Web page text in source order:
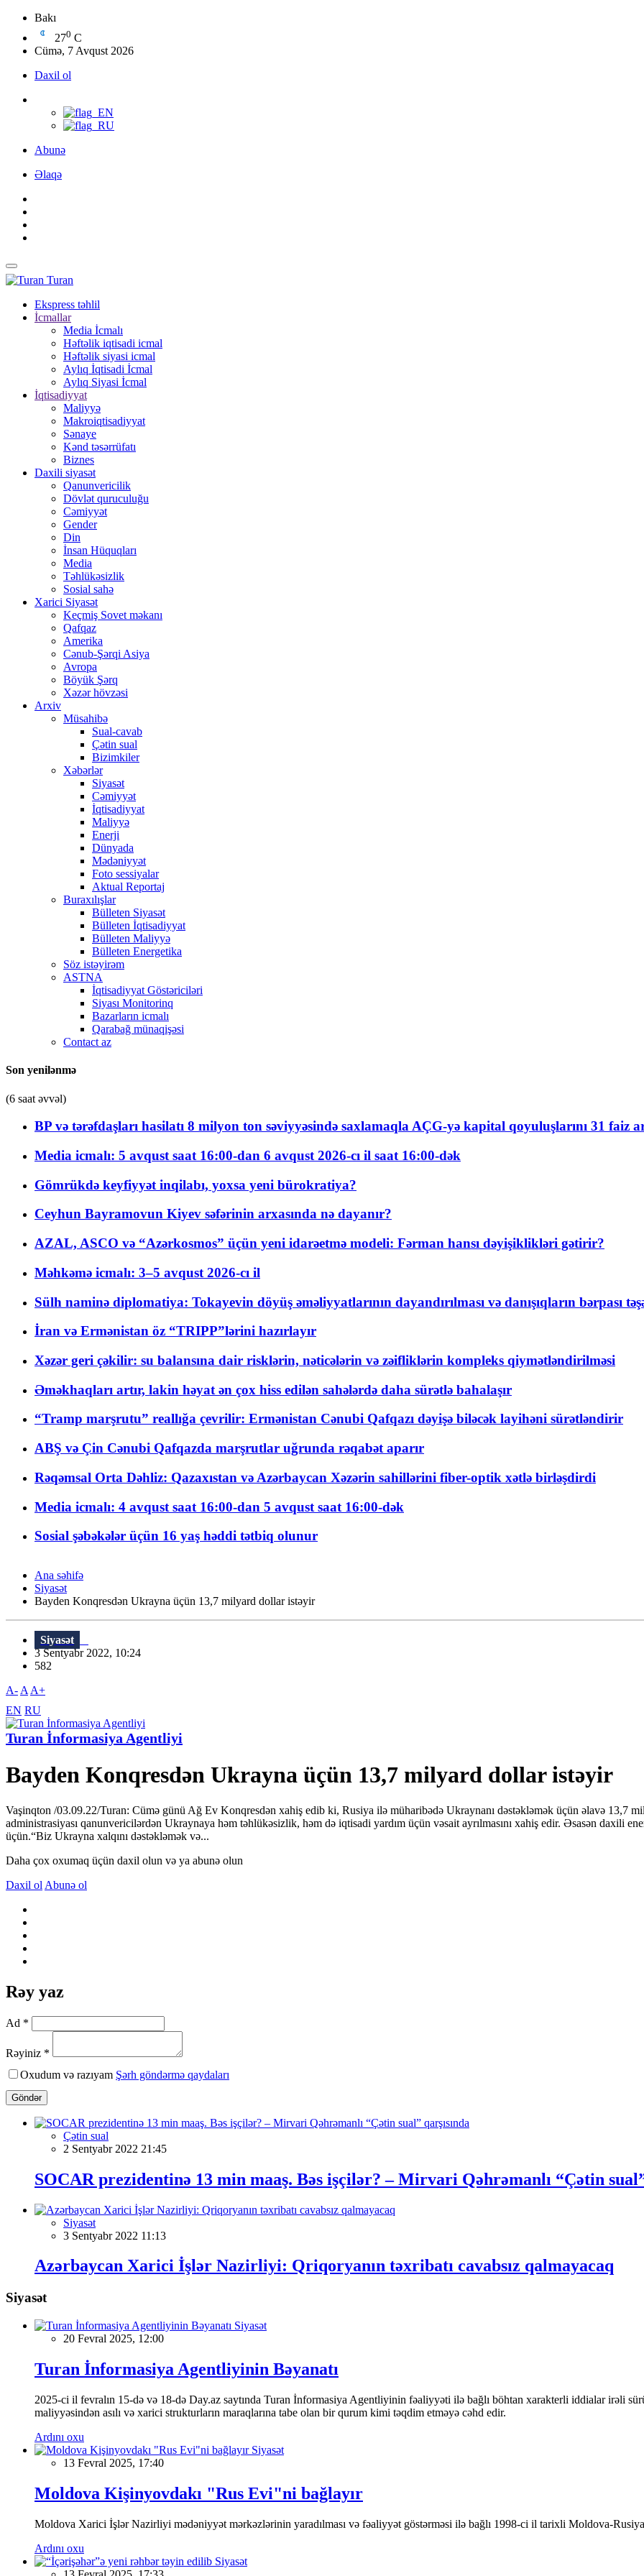
Bakı
270 C
Cümə, 7 Avqust 2026
Daxil ol
Abunə
Əlaqə
Turan
Ekspress təhlil
İcmallar
Media İcmalı
Həftəlik iqtisadi icmal
Həftəlik siyasi icmal
Aylıq İqtisadi İcmal
Aylıq Siyasi İcmal
İqtisadiyyat
Maliyyə
Makroiqtisadiyyat
Sənaye
Kənd təsərrüfatı
Biznes
Daxili siyasət
Qanunvericilik
Dövlət quruculuğu
Cəmiyyət
Gender
Din
İnsan Hüquqları
Media
Təhlükəsizlik
Sosial sahə
Xarici Siyasət
Keçmiş Sovet məkanı
Qafqaz
Amerika
Cənub-Şərqi Asiya
Avropa
Böyük Şərq
Xəzər hövzəsi
Arxiv
Müsahibə
Sual-cavab
Çətin sual
Bizimkiler
Xəbərlər
Siyasət
Cəmiyyət
İqtisadiyyat
Maliyyə
Enerji
Dünyada
Mədəniyyət
Foto sessiyalar
Aktual Reportaj
Buraxılışlar
Bülleten Siyasət
Bülleten İqtisadiyyat
Bülleten Maliyyə
Bülleten Energetika
Söz istəyirəm
ASTNA
İqtisadiyyat Göstəriciləri
Siyası Monitorinq
Bazarların icmalı
Qarabağ münaqişəsi
Contact az
Son yenilənmə
(6 saat əvvəl)
BP və tərəfdaşları hasilatı 8 milyon ton səviyyəsində saxlamaqla AÇG-yə kapital qoyuluşlarını 31 faiz
Media icmalı: 5 avqust saat 16:00-dan 6 avqust 2026-cı il saat 16:00-dək
Gömrükdə keyfiyyət inqilabı, yoxsa yeni bürokratiya?
Ceyhun Bayramovun Kiyev səfərinin arxasında nə dayanır?
AZAL, ASCO və “Azərkosmos” üçün yeni idarəetmə modeli: Fərman hansı dəyişiklikləri gətirir?
Məhkəmə icmalı: 3–5 avqust 2026-cı il
Sülh naminə diplomatiya: Tokayevin döyüş əməliyyatlarının dayandırılması və danışıqların bərpası
İran və Ermənistan öz “TRIPP”lərini hazırlayır
Xəzər geri çəkilir: su balansına dair risklərin, nəticələrin və zəifliklərin kompleks qiymətləndirilməsi
Əməkhaqları artır, lakin həyat ən çox hiss edilən sahələrdə daha sürətlə bahalaşır
“Tramp marşrutu” reallığa çevrilir: Ermənistan Cənubi Qafqazı dəyişə biləcək layihəni sürətləndirir
ABŞ və Çin Cənubi Qafqazda marşrutlar uğrunda rəqabət aparır
Rəqəmsal Orta Dəhliz: Qazaxıstan və Azərbaycan Xəzərin sahillərini fiber-optik xətlə birləşdirdi
Media icmalı: 4 avqust saat 16:00-dan 5 avqust saat 16:00-dək
Sosial şəbəkələr üçün 16 yaş həddi tətbiq olunur
Ana səhifə
Siyasət
Bayden Konqresdən Ukrayna üçün 13,7 milyard dollar istəyir
Siyasət
3 Sentyabr 2022, 10:24
582
A- A A+
EN RU
Turan İnformasiya Agentliyi
Bayden Konqresdən Ukrayna üçün 13,7 milyard dollar istəyir
Vaşinqton /03.09.22/Turan: Cümə günü Ağ Ev Konqresdən xahiş edib ki, Rusiya ilə müharibədə Ukraynanı dəstəkləmək üçün əlavə 13,7
administrasiyası qanunvericilərdən Ukraynaya həm təhlükəsizlik, həm də iqtisadi yardım üçün vəsait ayrılmasını xahiş edir. Əsasən daxili
üçün.“Biz Ukrayna xalqını dəstəkləmək və...
Daha çox oxumaq üçün daxil olun və ya abunə olun
Daxil ol Abunə ol
Rəy yaz
Ad *
Rəyiniz *
Oxudum və razıyam Şərh göndərmə qaydaları
Göndər
Çətin sual
2 Sentyabr 2022 21:45
SOCAR prezidentinə 13 min maaş. Bəs işçilər? – Mirvari Qəhrəmanlı “Çətin sual”
Siyasət
3 Sentyabr 2022 11:13
Azərbaycan Xarici İşlər Nazirliyi: Qriqoryanın təxribatı cavabsız qalmayacaq
Siyasət
Siyasət
20 Fevral 2025, 12:00
Turan İnformasiya Agentliyinin Bəyanatı
2025-ci il fevralın 15-də və 18-də Day.az saytında Turan İnformasiya Agentliyinin fəaliyyəti ilə bağlı böhtan xarakterli iddialar irəli
maliyyəsindən asılı və xarici strukturların maraqlarına tabe olan bir qurum kimi təqdim etməyə cəhd edir.
Ardını oxu
Siyasət
13 Fevral 2025, 17:40
Moldova Kişinyovdakı "Rus Evi"ni bağlayır
Moldova Xarici İşlər Nazirliyi mədəniyyət mərkəzlərinin yaradılması və fəaliyyət göstərməsi ilə bağlı 1998-ci il tarixli Moldova-
Ardını oxu
Siyasət